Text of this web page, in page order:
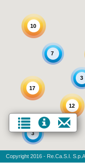
10
17
12
7
3
3
Copyright 2016 - Re.Ca.S.I.